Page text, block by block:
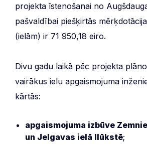
projekta īstenošanai no
pašvaldībai piešķirtās
(ielām) ir 71 950,18 eiro.
Divu gadu laikā pēc projekta
vairākus ielu apgaismojuma
kārtās:
apgaismojuma izbūve
un Jelgavas ielā Ilūkstē;